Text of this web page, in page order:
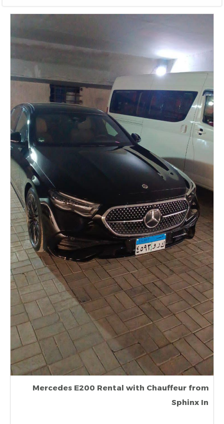
Mercedes E200 Rental with Chauffeur from
Sphinx In